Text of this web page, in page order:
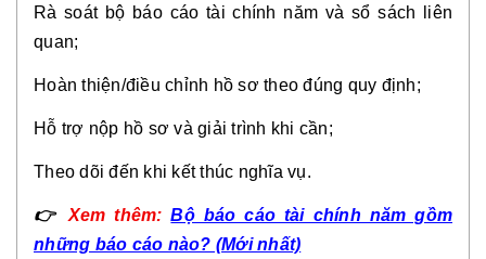
Rà soát bộ báo cáo tài chính năm và sổ sách liên
quan;
Hoàn thiện/điều chỉnh hồ sơ theo đúng quy định;
Hỗ trợ nộp hồ sơ và giải trình khi cần;
Theo dõi đến khi kết thúc nghĩa vụ.
👉 Xem thêm:Bộ báo cáo tài chính năm gồm
những báo cáo nào? (Mới nhất)